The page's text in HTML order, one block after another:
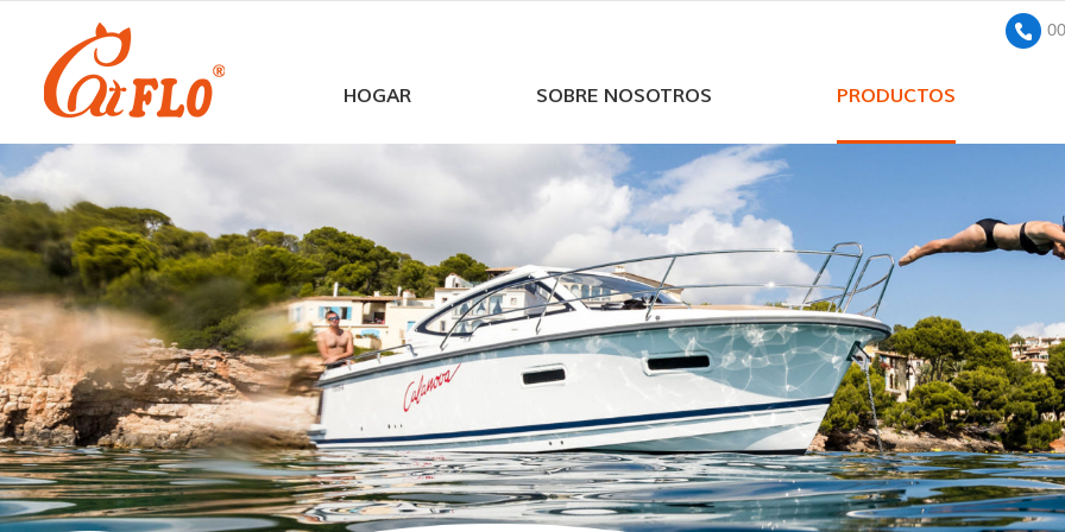
HOGAR SOBRE NOSOTROS PRODUCTOS